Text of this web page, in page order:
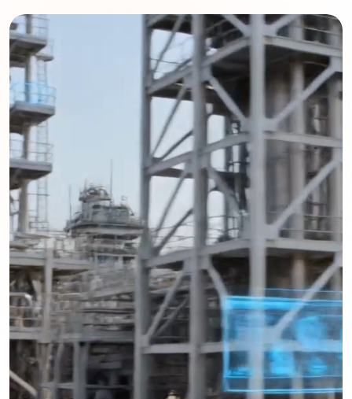
4
0
4 4
5
1
7
8
9
0
4
5
6
7
2
9
0
4
5
5
7
8
9
0